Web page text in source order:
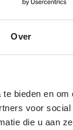
Over
bieden en om
voor social
die u aan